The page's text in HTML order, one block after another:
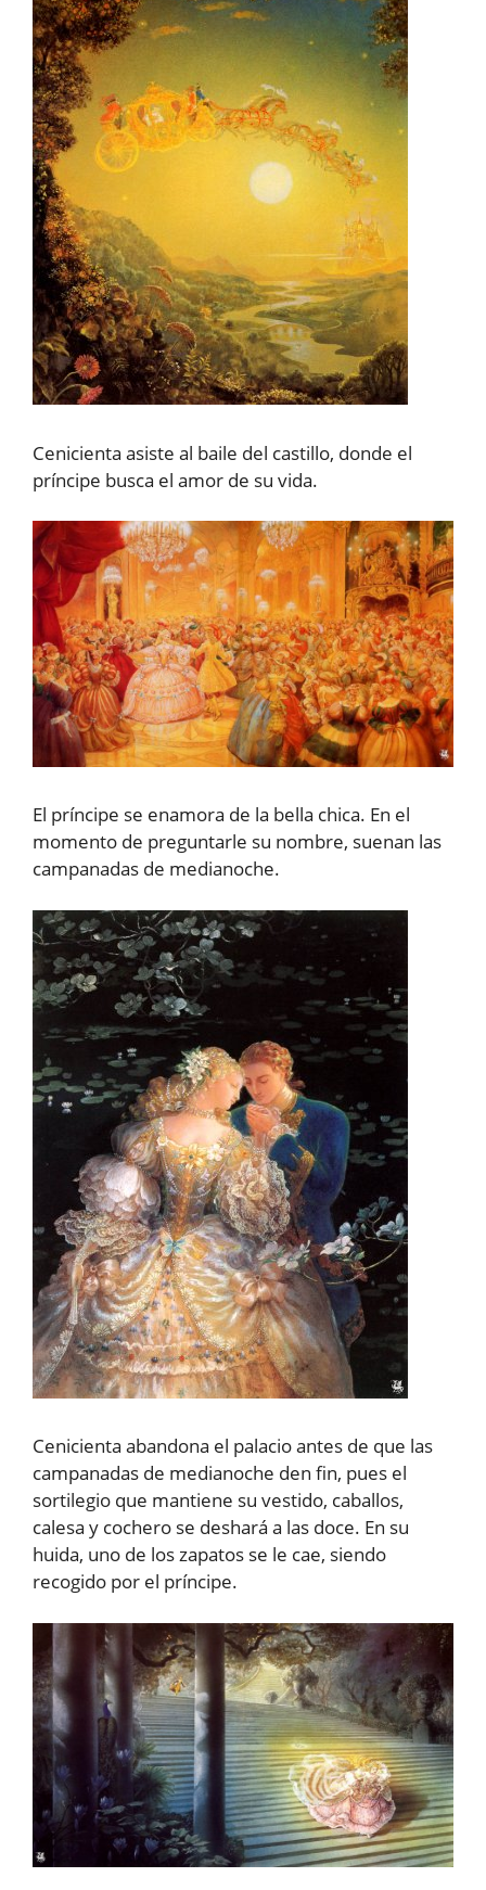
Cenicienta asiste al baile del castillo, donde el
príncipe busca el amor de su vida.
El príncipe se enamora de la bella chica. En el
momento de preguntarle su nombre, suenan las
campanadas de medianoche.
Cenicienta abandona el palacio antes de que las
campanadas de medianoche den fin, pues el
sortilegio que mantiene su vestido, caballos,
calesa y cochero se deshará a las doce. En su
huida, uno de los zapatos se le cae, siendo
recogido por el príncipe.